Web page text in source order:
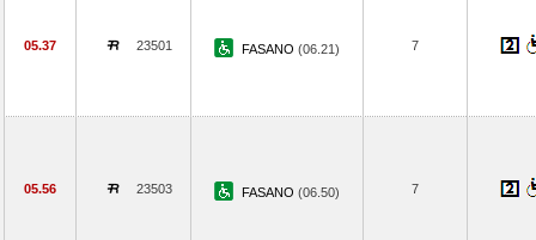
05.37 23501 FASANO (06.21) 7
05.56 23503 FASANO (06.50) 7